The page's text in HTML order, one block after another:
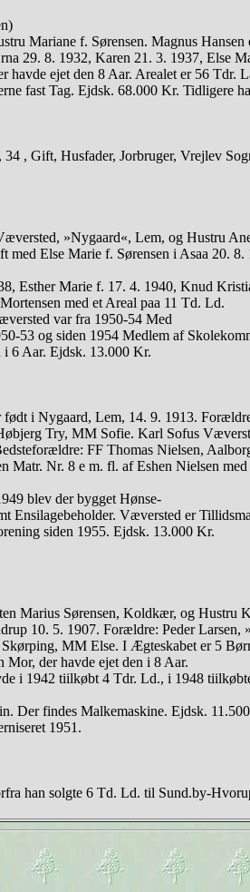
Mariane f. Sørensen. Magnus
29. 8. 1932, Karen 21. 3. 1937, Else
havde ejet den 8 Aar. Arealet er 56
fast Tag. Ejdsk. 68.000 Kr. Tidligere
, Gift, Husfader, Jorbruger, Vrejlev
»Nygaard«, Lem, og Hustru
Else Marie f. Sørensen i Asaa 20.
Esther Marie f. 17. 4. 1940, Knud
med et Areal paa 11 Td. Ld.
var fra 1950-54 Med
53 og siden 1954 Medlem af
i 6 Aar. Ejdsk. 13.000 Kr.
i Nygaard, Lem, 14. 9. 1913.
Try, MM Sofie. Karl Sofus
FF Thomas Nielsen,
Nr. 8 e m. fl. af Eshen Nielsen
blev der bygget Hønse-
Ensilagebeholder. Væversted er
siden 1955. Ejdsk. 13.000 Kr.
Marius Sørensen, Koldkær, og
10. 5. 1907. Forældre: Peder
MM Else. I Ægteskabet er 5
der havde ejet den i 8 Aar.
i 1942 tiilkøbt 4 Tdr. Ld., i 1948
findes Malkemaskine. Ejdsk.
1951.
han solgte 6 Td. Ld. til Sund.by-